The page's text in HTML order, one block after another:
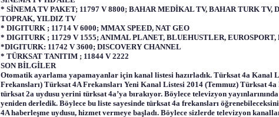
* SİNEMA TV PAKET; 11797 V 8800; BAHAR MEDİKAL TV, BAHAR TURK TV,
TOPRAK, YILDIZ TV
* DIGITURK ; 11714 V 6000; MMAX SPEED, NAT GEO
* DIGITURK ; 11729 V 1555; ANIMAL PLANET, BLUEHUSTLER,
*DIGITURK: 11742 V 3600; DISCOVERY CHANNEL
* TÜRKSAT TANITIM ; 11844 V 2222
SON BİLGİLER
Otomatik ayarlama yapamayanlar için kanal listesi hazırladık. Türksat 4a Kanal
Frekansları) Türksat 4A Frekansları Yeni Kanal Listesi 2014 (Temmuz) Türksat
türksat 2a uydusu yerini türksat 4a’ya bırakıyor. Böylece televizyon
yeniden derledik. Böylece bu liste sayesinde türksat 4a frekansları
4A haberleşme uydusu, hizmet vermeye başladı. Böylece sizlerde televizyon